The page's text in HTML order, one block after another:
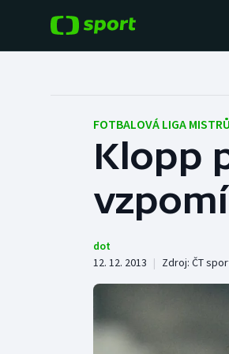
Hokej
Tenis
Cyklistika
FOTBALOVÁ LIGA MISTRŮ
Klopp
dot
12. 12. 2013 | Zdroj: ČT